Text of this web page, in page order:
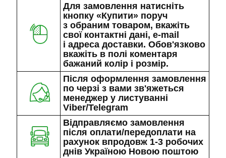
Для замовлення натисніть
кнопку «Купити» поруч
з обраним товаром, вкажіть
свої контактні дані, e-mail
і адреса доставки. Обов'язково
вкажіть в полі коментаря
бажаний колір і розмір.
Після оформлення замовлення
по черзі з вами зв'яжеться
менеджер у листуванні
Viber/Telegram
Відправляємо замовлення
після оплати/передоплати на
рахунок впродовж 1-3 робочих
днів Україною Новою поштою